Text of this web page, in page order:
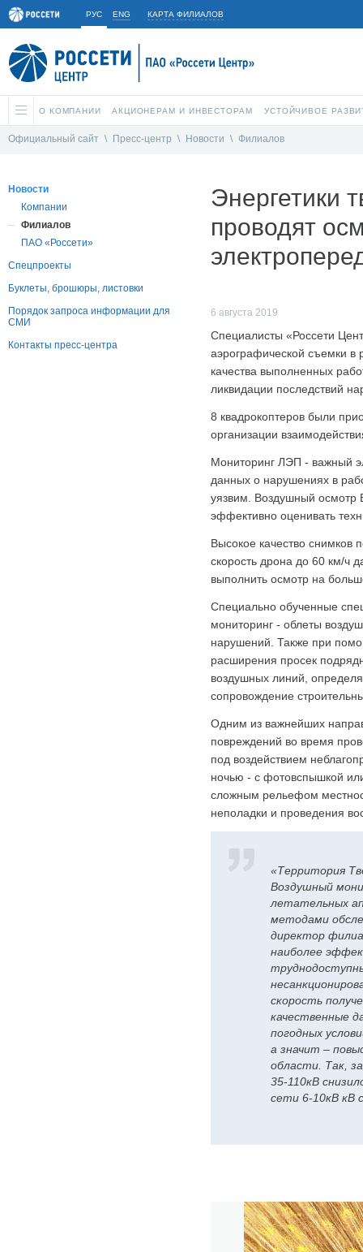
РУС ENG КАРТА ФИЛИАЛОВ
О КОМПАНИИ АКЦИОНЕРАМ И ИНВЕСТОРАМ УСТОЙЧИВОЕ
Официальный сайт \ Пресс-центр \ Новости \ Филиалов
Новости
Компании
Филиалов
ПАО «Россети»
Спецпроекты
Буклеты, брошюры, листовки
Порядок запроса информации для
СМИ
Контакты пресс-центра
Энергетики
проводят
6 августа 2019
Специалисты «Россети
аэрографической съемки
качества выполненных
ликвидации последствий
8 квадрокоптеров были
организации
Мониторинг ЛЭП - важный
данных о нарушениях в
уязвим. Воздушный осмотр
эффективно оценивать
Высокое качество снимков
скорость дрона до 60 км/ч
выполнить осмотр на
Специально обученные
мониторинг - облеты
нарушений. Также при
расширения просек
воздушных линий,
сопровождение
Одним из важнейших
повреждений во время
под воздействием
ночью - с фотовспышкой
сложным рельефом
неполадки и проведения
«Территория
Воздушный
летательных
методами
директор
наиболее
скорость
качественные
погодных
а значит –
области. Так,
35-110кВ
сети 6-10кВ кВ